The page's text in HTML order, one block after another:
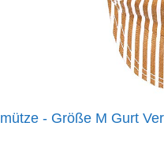
- Größe M Gurt